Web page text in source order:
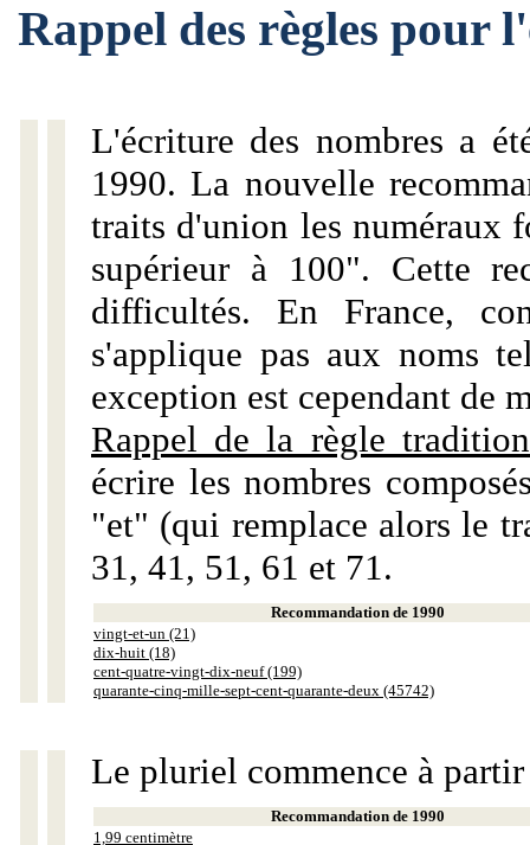
Rappel des règles pour
L'écriture des nombres a
1990. La nouvelle
traits d'union les numéraux
supérieur à 100". Cette
difficultés. En France,
s'applique pas aux noms
exception est cependant de
Rappel de la règle
écrire les nombres
"et" (qui remplace alors le
31, 41, 51, 61 et 71.
Recommandation de 1990
vingt-et-un (21)
dix-huit (18)
cent-quatre-vingt-dix-neuf (199)
quarante-cinq-mille-sept-cent-quarante-deux (45742)
Le pluriel commence à
Recommandation de 1990
1,99 centimètre